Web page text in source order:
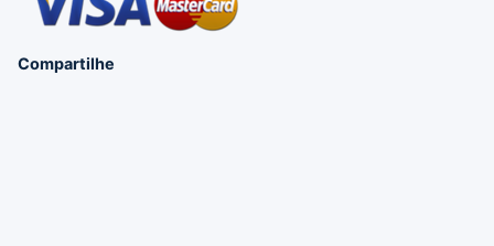
Compartilhe